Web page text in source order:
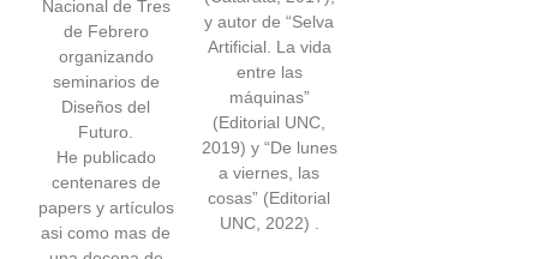
Nacional de Tres
de Febrero
organizando
seminarios de
Diseños del
Futuro.
He publicado
centenares de
papers y artículos
asi como mas de
y autor de “Selva
Artificial. La vida
entre las
máquinas”
(Editorial UNC,
2019) y “De lunes
a viernes, las
cosas” (Editorial
UNC, 2022) .